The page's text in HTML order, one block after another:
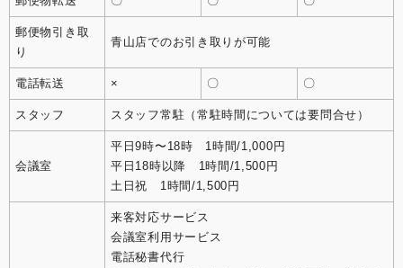
郵便物引き取
り
青山店でのお引き取りが可能
電話転送 × 〇 〇
スタッフ スタッフ常駐（常駐時間については要問合せ）
会議室
平日9時〜18時 1時間/1,000円
平日18時以降 1時間/1,500円
土日祝 1時間/1,500円
来客対応サービス
会議室利用サービス
電話秘書代行